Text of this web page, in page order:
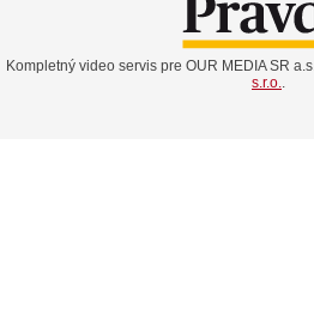
Kompletný video servis pre OUR MEDIA SR
s.r.o.